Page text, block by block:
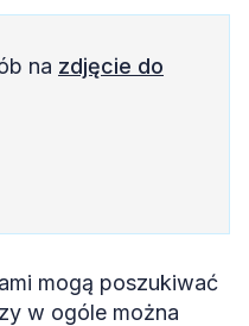
na zdjęcie do
mogą poszukiwać
w ogóle można